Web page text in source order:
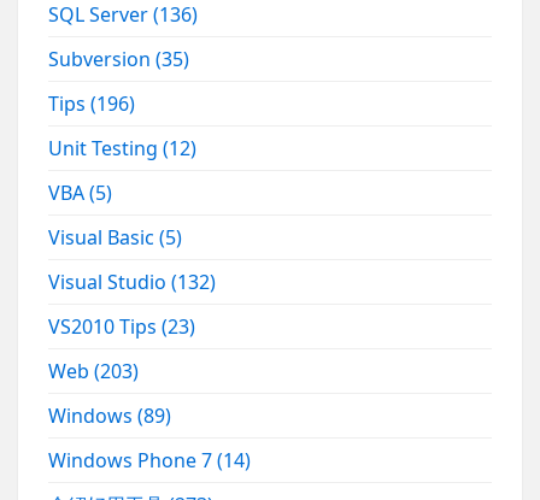
SQL Server(136)
Subversion(35)
Tips(196)
Unit Testing(12)
VBA(5)
Visual Basic(5)
Visual Studio(132)
VS2010 Tips(23)
Web(203)
Windows(89)
Windows Phone 7(14)